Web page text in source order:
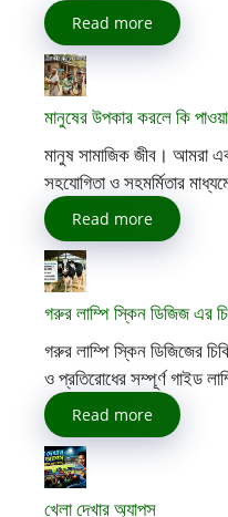
Read more
মানুষের উপকার করলে কি
মানুষ সামাজিক জীব। আমরা
সহযোগিতা ও সহমর্মিতার
Read more
গরুর লাম্পি স্কিন ডিজিজ এর
গরুর লাম্পি স্কিন ডিজিজের
ও প্রতিরোধের সম্পূর্ণ গাইড
Read more
খেলা দেখার অ্যাপস